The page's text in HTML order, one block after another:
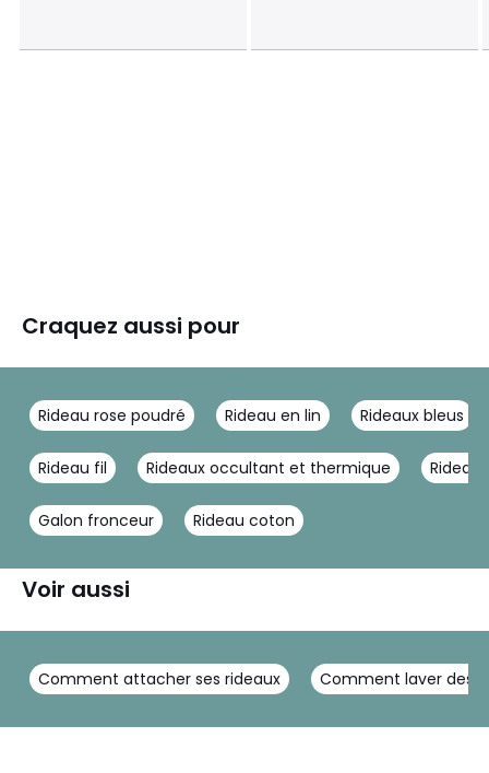
Craquez aussi pour
Rideau rose poudré Rideau en lin Rideaux bleus
Rideau fil Rideaux occultant et thermique
Galon fronceur Rideau coton
Voir aussi
Comment attacher ses rideaux Comment laver des